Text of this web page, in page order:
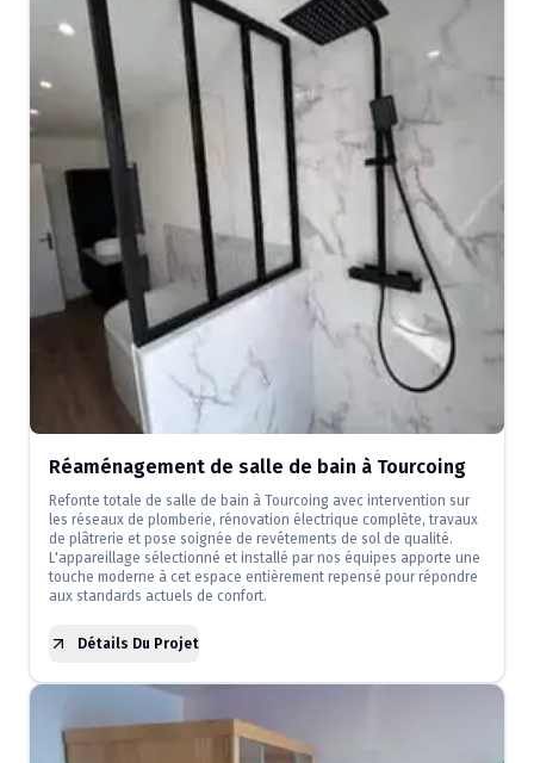
Réaménagement de salle de bain à Tourcoing
Refonte totale de salle de bain à Tourcoing avec intervention sur
les réseaux de plomberie, rénovation électrique complète, travaux
de plâtrerie et pose soignée de revêtements de sol de qualité.
L'appareillage sélectionné et installé par nos équipes apporte une
touche moderne à cet espace entièrement repensé pour répondre
aux standards actuels de confort.
Détails Du Projet